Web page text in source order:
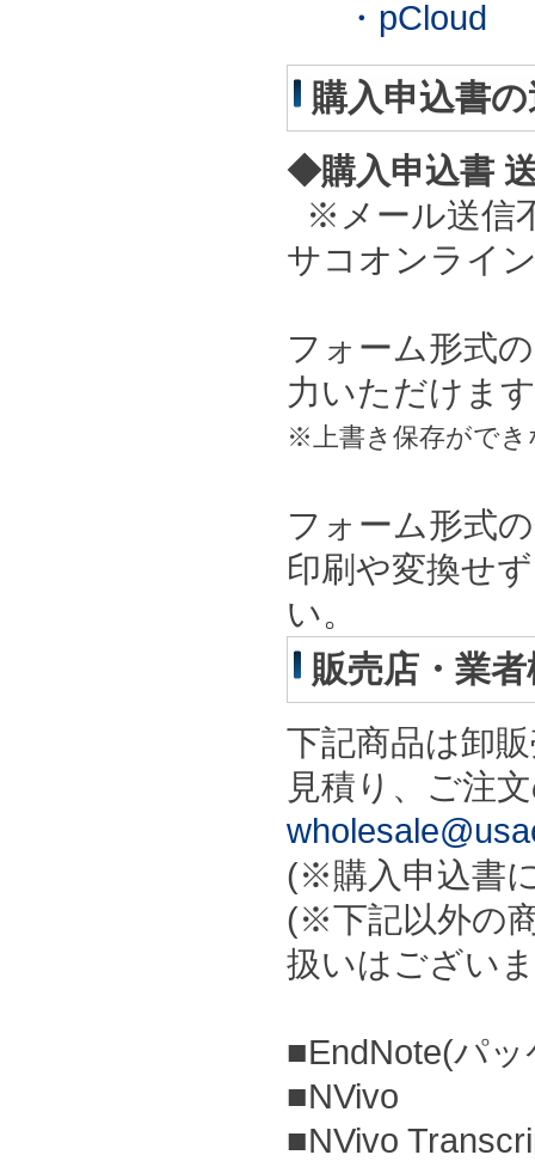
・pCloud
購入申込書
◆購入申込書
※メール送信
サコオンライ
フォーム形式
力いただけま
※上書き保存ができ
フォーム形式
印刷や変換せ
い。
販売店・業
下記商品は卸
見積り、ご注
(※購入申込書
(※下記以外の
扱いはござい
■EndNote(パ
■NVivo
■NVivo